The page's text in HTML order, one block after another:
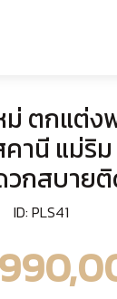
ตกแต่ง
คานี แม่ริ
วกสบาย
ID: PLS41